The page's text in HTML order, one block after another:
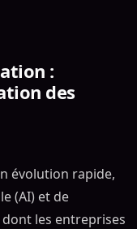
:
des
évolution rapide,
(AI) et de
les entreprises